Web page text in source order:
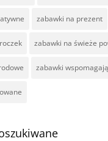
zabawki na prezent
zabawki na świeże
zabawki